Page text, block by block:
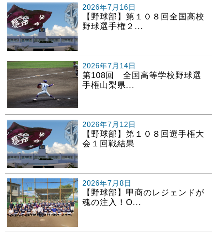
2026年7月16日
【野球部】第１０８回全国高校
野球選手権２...
2026年7月14日
第108回 全国高等学校野球選
手権山梨県...
2026年7月12日
【野球部】第１０８回選手権大
会１回戦結果
2026年7月8日
【野球部】甲商のレジェンドが
魂の注入！O...